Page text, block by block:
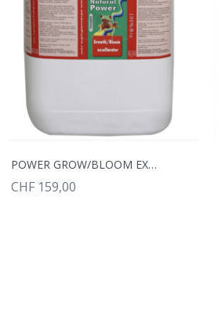
POWER GROW/BLOOM EXC. 5L
CHF 159,00